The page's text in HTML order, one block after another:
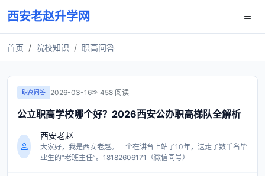
西安老赵升学网
首页 院校知识 职高问答
职高问答 2026-03-16 458 阅读
公立职高学校哪个好？2026西安公办职高梯队全解析
西安老赵
大家好，我是西安老赵。一个在讲台上站了10年，送走了数千名毕
业生的“老班主任”。18182606171（微信同号）